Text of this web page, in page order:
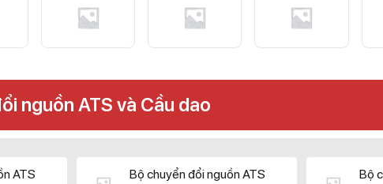
nguồn ATS và Cầu dao
ATS
Bộ chuyển đổi nguồn ATS
Bộ